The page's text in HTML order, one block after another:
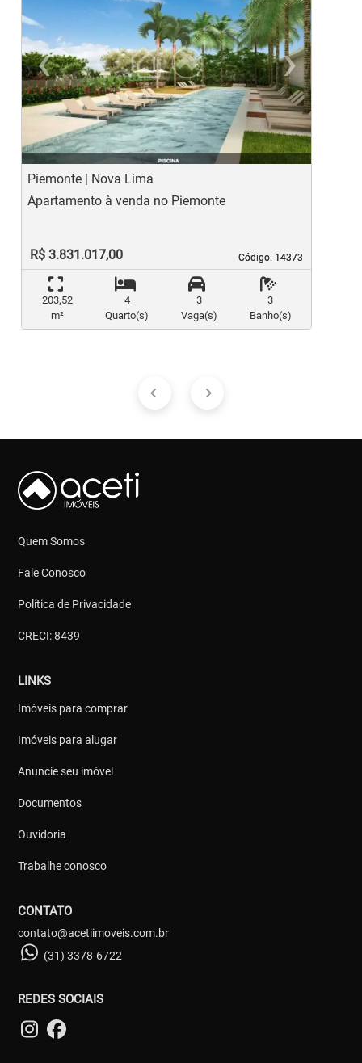
‹
Previous
›
Piemonte | Nova Lima
Código. 14373
Código. 14373
Apartamento à venda no Piemonte
R$ 3.831.017,00
203,52
m²
4
Quarto(s)
3
Vaga(s)
3
Banho(s)
Quem Somos
Fale Conosco
Política de Privacidade
CRECI: 8439
LINKS
Imóveis para comprar
Imóveis para alugar
Anuncie seu imóvel
Documentos
Ouvidoria
Trabalhe conosco
CONTATO
contato@acetiimoveis.com.br
(31) 3378-6722
REDES SOCIAIS